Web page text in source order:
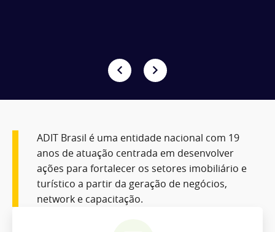
ADIT Brasil é uma entidade nacional com 19
anos de atuação centrada em desenvolver
ações para fortalecer os setores imobiliário e
turístico a partir da geração de negócios,
network e capacitação.